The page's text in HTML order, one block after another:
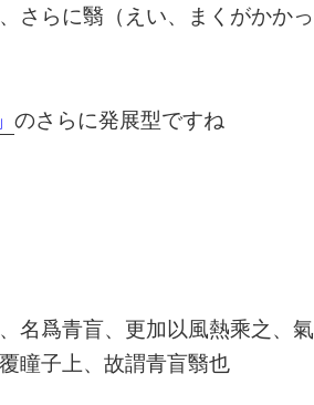
さらに翳（えい、まくがかかっ
のさらに発展型ですね
名爲青盲、更加以風熱乘之、氣
瞳子上、故謂青盲翳也